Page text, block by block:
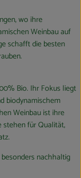
wo ihre
Weinbau auf
schafft die besten
Bio. Ihr Fokus liegt
biodynamischem
Weinbau ist ihre
stehen für Qualität,
nachhaltig